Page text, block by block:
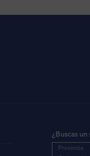
¿Buscas
Provincia